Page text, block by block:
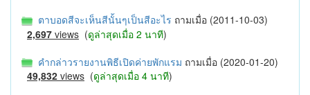
ตาบอดสีจะเห็นสีนั้นๆเป็นสีอะไร ถามเมื่อ (2011-10-03)
2,697 views (ดูล่าสุดเมื่อ 2 นาที)
คำกล่าวรายงานพิธีเปิดค่ายพักแรม ถามเมื่อ (2020-01-20)
49,832 views (ดูล่าสุดเมื่อ 4 นาที)